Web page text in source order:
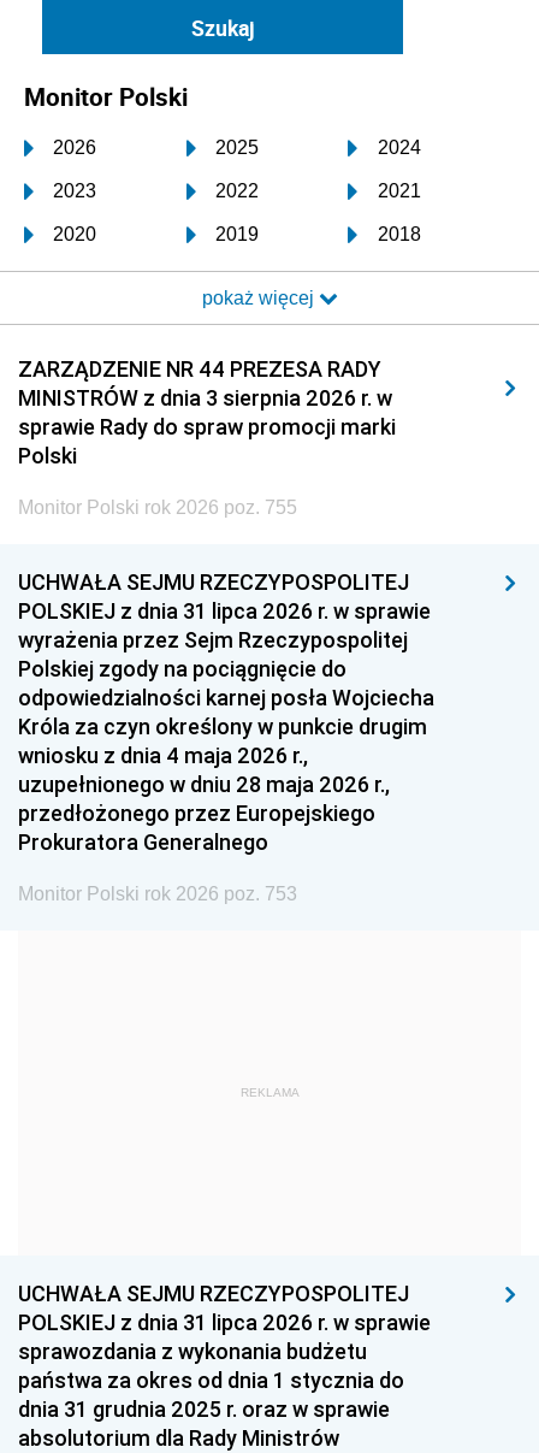
Monitor Polski
2026 2025 2024
2023 2022 2021
2020 2019 2018
2017 2016 2015
2014 2013 2012
2011 2010 2009
2008 2007 2006
2005
1996 1995 1994
1993 1992 1991
1990 1989
1987 1986 1985
1984 1983
1981 1980 1979
1978 1977
1975 1974
1959
1939 1938 1937
1936 1930
pokaż więcej
ZARZĄDZENIE NR 44 PREZESA RADY
MINISTRÓW z dnia 3 sierpnia 2026 r. w
sprawie Rady do spraw promocji marki
Polski
Monitor Polski rok 2026 poz. 755
UCHWAŁA SEJMU RZECZYPOSPOLITEJ
POLSKIEJ z dnia 31 lipca 2026 r. w sprawie
wyrażenia przez Sejm Rzeczypospolitej
Polskiej zgody na pociągnięcie do
odpowiedzialności karnej posła Wojciecha
Króla za czyn określony w punkcie drugim
wniosku z dnia 4 maja 2026 r.,
uzupełnionego w dniu 28 maja 2026 r.,
przedłożonego przez Europejskiego
Prokuratora Generalnego
Monitor Polski rok 2026 poz. 753
REKLAMA
UCHWAŁA SEJMU RZECZYPOSPOLITEJ
POLSKIEJ z dnia 31 lipca 2026 r. w sprawie
sprawozdania z wykonania budżetu
państwa za okres od dnia 1 stycznia do
dnia 31 grudnia 2025 r. oraz w sprawie
absolutorium dla Rady Ministrów